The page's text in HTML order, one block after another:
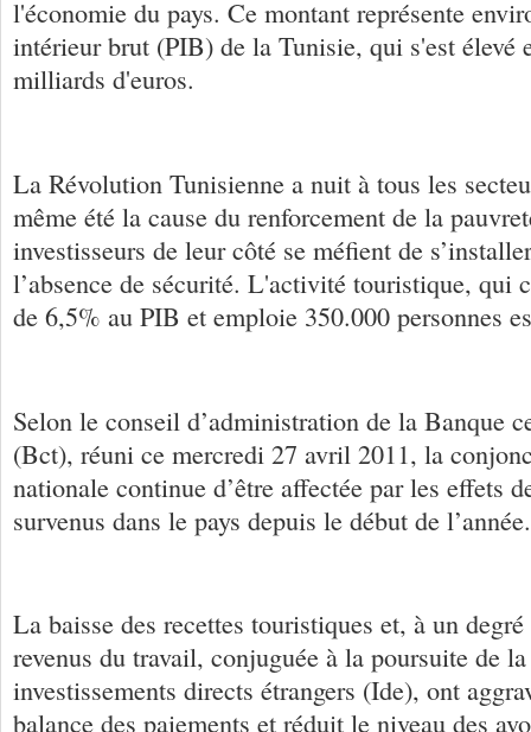
l'économie du pays. Ce montant représente
intérieur brut (PIB) de la Tunisie, qui s'est élevé
milliards d'euros.
La Révolution Tunisienne a nuit à tous les
même été la cause du renforcement de la
investisseurs de leur côté se méfient de
l’absence de sécurité. L'activité touristique, qui
de 6,5% au PIB et emploie 350.000 personnes
Selon le conseil d’administration de la Banque
(Bct), réuni ce mercredi 27 avril 2011, la
nationale continue d’être affectée par les effets
survenus dans le pays depuis le début de l’année.
La baisse des recettes touristiques et, à un
revenus du travail, conjuguée à la poursuite de
investissements directs étrangers (Ide), ont
balance des paiements et réduit le niveau des